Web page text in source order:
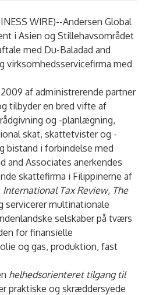
WIRE)--Andersen Global
i Asien og Stillehavsområdet
med Du-Baladad and
virksomhedsservicefirma med
af administrerende partner
tilbyder en bred vifte af
og -planlægning,
skat, skattetvister og -
bistand i forbindelse med
and Associates anerkendes
skattefirma i Filippinerne af
International Tax Review, The
servicerer multinationale
selskaber på tværs
for finansielle
og gas, produktion, fast
helhedsorienteret tilgang til
praktiske og skræddersyede